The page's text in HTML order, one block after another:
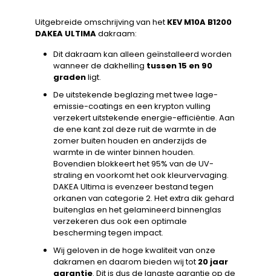
Uitgebreide omschrijving van het KEV M10A B1200
DAKEA ULTIMAdakraam:
Dit dakraam kan alleen geïnstalleerd worden
wanneer de dakhelling tussen 15 en 90
gradenligt.
De uitstekende beglazing met twee lage-
emissie-coatings en een krypton vulling
verzekert uitstekende energie-efficiëntie. Aan
de ene kant zal deze ruit de warmte in de
zomer buiten houden en anderzijds de
warmte in de winter binnen houden.
Bovendien blokkeert het 95% van de UV-
straling en voorkomt het ook kleurvervaging.
DAKEA Ultima is evenzeer bestand tegen
orkanen van categorie 2. Het extra dik gehard
buitenglas en het gelamineerd binnenglas
verzekeren dus ook een optimale
bescherming tegen impact.
Wij geloven in de hoge kwaliteit van onze
dakramen en daarom bieden wij tot 20 jaar
garantie. Dit is dus de langste garantie op de